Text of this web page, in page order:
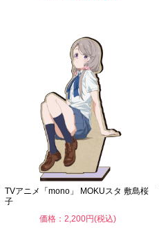
TVアニメ「mono」 MOKUスタ 敷島桜
子
価格：2,200円(税込)